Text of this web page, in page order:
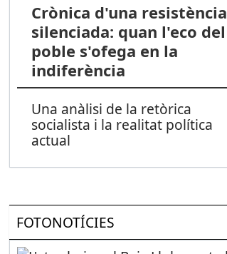
Crònica d'una resistència
silenciada: quan l'eco del
poble s'ofega en la
indiferència
Una anàlisi de la retòrica
socialista i la realitat política
actual
FOTONOTÍCIES